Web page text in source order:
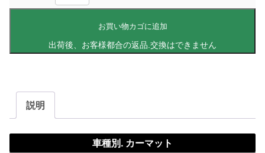
お買い物カゴに追加
説明
車種別. カーマット